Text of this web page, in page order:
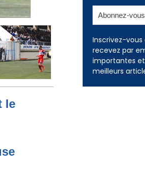
le
Inscrivez-vous
recevez par
importantes
meilleurs